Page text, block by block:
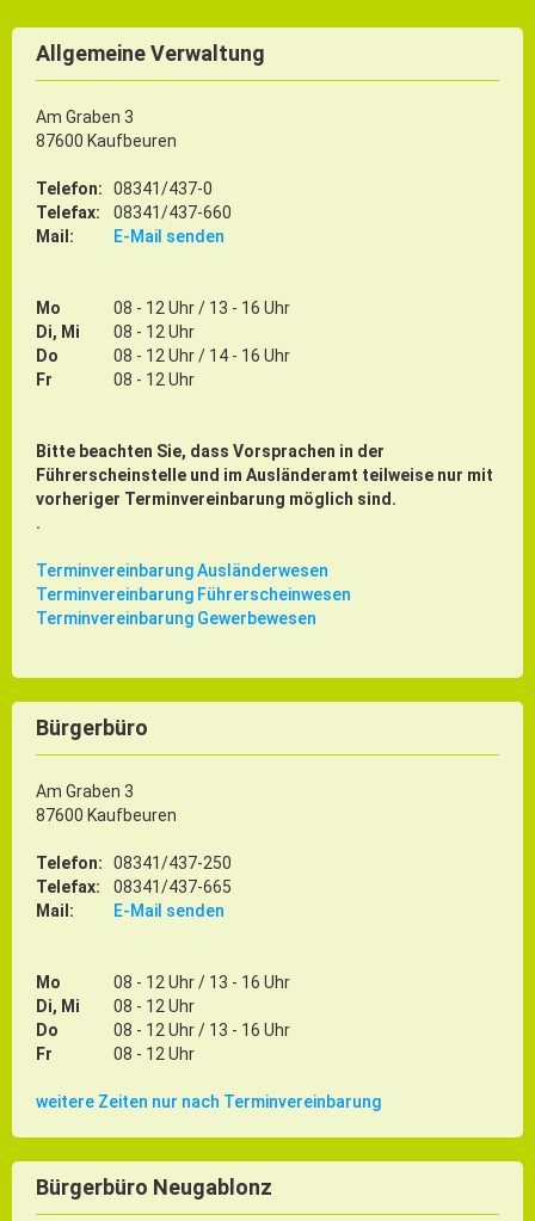
Freizeiteinrichtungen
Partnerstädte
Willkommen in der Altstadt
Engagement, Ehrenamt & Vereine
Kultur
Kulturmacher
Persönlichkeiten
Wirtschaft & Handel
Wirtschaftsstandort
Gründung
Einzelhandel & aktive Innenstadt
Allgemeine Verwaltung
Am Graben 3
87600 Kaufbeuren
Telefon:
08341/437-0
Telefax:
08341/437-660
Mail:
E-Mail senden
Mo
08 - 12 Uhr / 13 - 16 Uhr
Di, Mi
08 - 12 Uhr
Do
08 - 12 Uhr / 14 - 16 Uhr
Fr
08 - 12 Uhr
Bitte beachten Sie, dass Vorsprachen in der
Führerscheinstelle und im Ausländeramt teilweise nur mit
vorheriger Terminvereinbarung möglich sind.
.
Terminvereinbarung Ausländerwesen
Terminvereinbarung Führerscheinwesen
Terminvereinbarung Gewerbewesen
Bürgerbüro
Am Graben 3
87600 Kaufbeuren
Telefon:
08341/437-250
Telefax:
08341/437-665
Mail:
E-Mail senden
Mo
08 - 12 Uhr / 13 - 16 Uhr
Di, Mi
08 - 12 Uhr
Do
08 - 12 Uhr / 13 - 16 Uhr
Fr
08 - 12 Uhr
weitere Zeiten nur nach Terminvereinbarung
Bürgerbüro Neugablonz